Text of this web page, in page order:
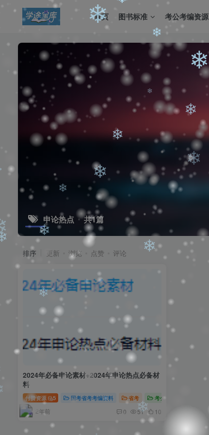
首页 图书标准 考公考编资源
申论热点 共1篇
排序 更新 浏览 点赞 评论
2024年必备申论素材+2024年申论热点必备材
料
付费资源 5 国考省考考编资料 省考 考公考编资源
2年前 0 51 10
❄
❄
❄
❄
❄
❄
❄
❄
❄
❄
❄ ❄
❄